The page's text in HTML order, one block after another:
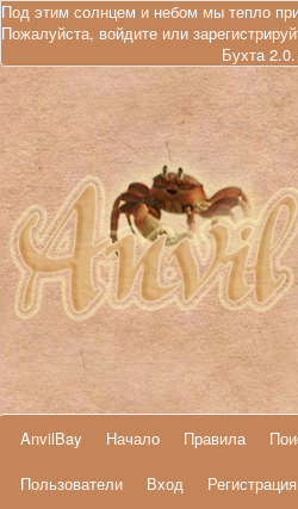
Под этим солнцем и небом мы тепло
Пожалуйста, войдите или
Бухта
AnvilBay Начало Правила
Пользователи
Вход Регистрация